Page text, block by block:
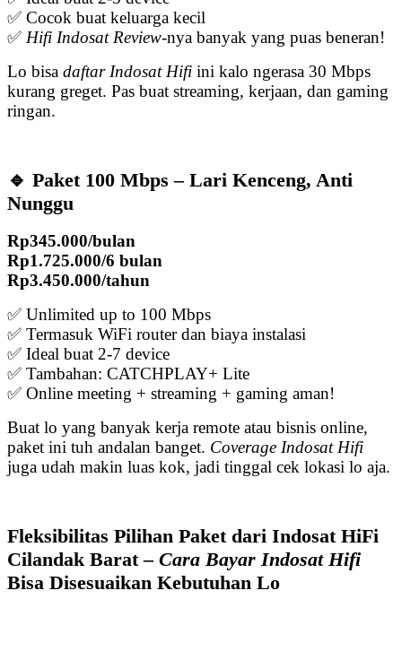
✅ Cocok buat keluarga kecil
✅ Hifi Indosat Review-nya banyak yang puas beneran!
Lo bisa daftar Indosat Hifi ini kalo ngerasa 30 Mbps
kurang greget. Pas buat streaming, kerjaan, dan gaming
ringan.
🔹 Paket 100 Mbps – Lari Kenceng, Anti
Nunggu
Rp345.000/bulan
Rp1.725.000/6 bulan
Rp3.450.000/tahun
✅ Unlimited up to 100 Mbps
✅ Termasuk WiFi router dan biaya instalasi
✅ Ideal buat 2-7 device
✅ Tambahan: CATCHPLAY+ Lite
✅ Online meeting + streaming + gaming aman!
Buat lo yang banyak kerja remote atau bisnis online,
paket ini tuh andalan banget. Coverage Indosat Hifi
juga udah makin luas kok, jadi tinggal cek lokasi lo aja.
Fleksibilitas Pilihan Paket dari Indosat HiFi
Cilandak Barat – Cara Bayar Indosat Hifi
Bisa Disesuaikan Kebutuhan Lo